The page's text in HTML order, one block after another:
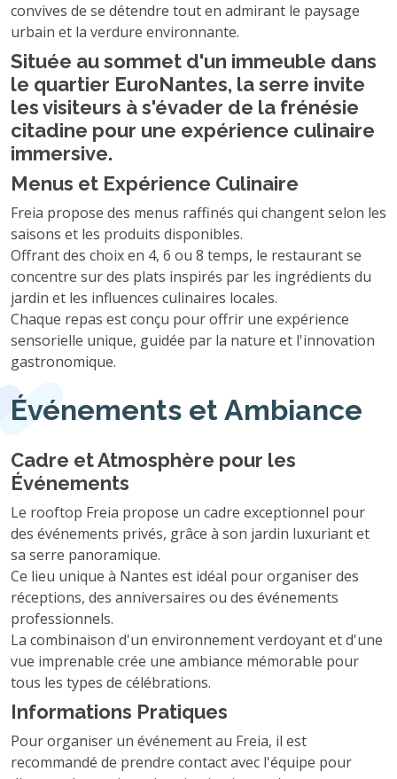
convives de se détendre tout en admirant le paysage
urbain et la verdure environnante.
Située au sommet d'un immeuble dans
le quartier EuroNantes, la serre invite
les visiteurs à s'évader de la frénésie
citadine pour une expérience culinaire
immersive.
Menus et Expérience Culinaire
Freia propose des menus raffinés qui changent selon les
saisons et les produits disponibles.
Offrant des choix en 4, 6 ou 8 temps, le restaurant se
concentre sur des plats inspirés par les ingrédients du
jardin et les influences culinaires locales.
Chaque repas est conçu pour offrir une expérience
sensorielle unique, guidée par la nature et l'innovation
gastronomique.
Événements et Ambiance
Cadre et Atmosphère pour les
Événements
Le rooftop Freia propose un cadre exceptionnel pour
des événements privés, grâce à son jardin luxuriant et
sa serre panoramique.
Ce lieu unique à Nantes est idéal pour organiser des
réceptions, des anniversaires ou des événements
professionnels.
La combinaison d'un environnement verdoyant et d'une
vue imprenable crée une ambiance mémorable pour
tous les types de célébrations.
Informations Pratiques
Pour organiser un événement au Freia, il est
recommandé de prendre contact avec l'équipe pour